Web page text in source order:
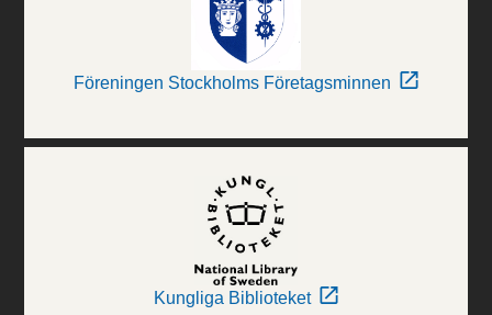
Föreningen Stockholms Företagsminnen
Kungliga Biblioteket